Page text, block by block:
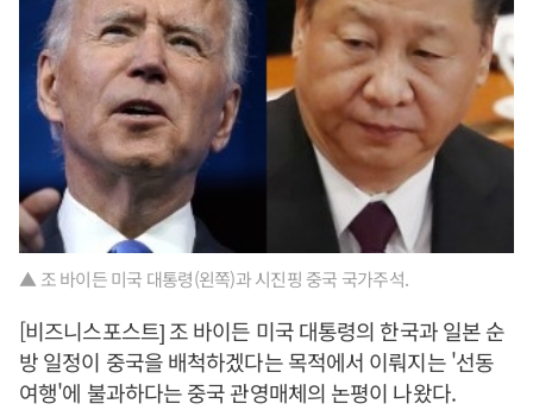
▲ 조 바이든 미국 대통령(왼쪽)과 시진핑 중국 국가주석.
[비즈니스포스트] 조 바이든 미국 대통령의 한국과 일본 순
방 일정이 중국을 배척하겠다는 목적에서 이뤄지는 '선동
여행'에 불과하다는 중국 관영매체의 논평이 나왔다.